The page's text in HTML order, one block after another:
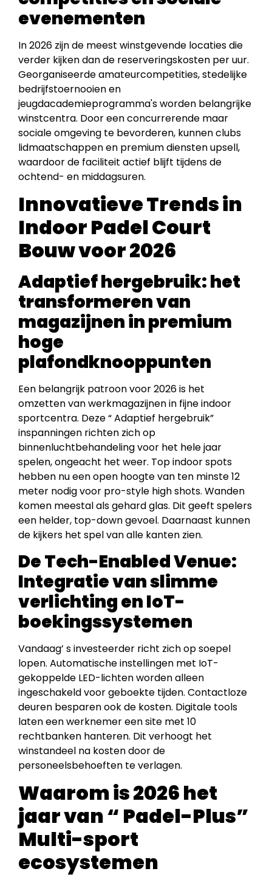
evenementen
In 2026 zijn de meest winstgevende locaties die
verder kijken dan de reserveringskosten per uur.
Georganiseerde amateurcompetities, stedelijke
bedrijfstoernooien en
jeugdacademieprogramma's worden belangrijke
winstcentra. Door een concurrerende maar
sociale omgeving te bevorderen, kunnen clubs
lidmaatschappen en premium diensten upsell,
waardoor de faciliteit actief blijft tijdens de
ochtend- en middagsuren.
Innovatieve Trends in
Indoor Padel Court
Bouw voor 2026
Adaptief hergebruik: het
transformeren van
magazijnen in premium
hoge
plafondknooppunten
Een belangrijk patroon voor 2026 is het
omzetten van werkmagazijnen in fijne indoor
sportcentra. Deze “ Adaptief hergebruik”
inspanningen richten zich op
binnenluchtbehandeling voor het hele jaar
spelen, ongeacht het weer. Top indoor spots
hebben nu een open hoogte van ten minste 12
meter nodig voor pro-style high shots. Wanden
komen meestal als gehard glas. Dit geeft spelers
een helder, top-down gevoel. Daarnaast kunnen
de kijkers het spel van alle kanten zien.
De Tech-Enabled Venue:
Integratie van slimme
verlichting en IoT-
boekingssystemen
Vandaag’ s investeerder richt zich op soepel
lopen. Automatische instellingen met IoT-
gekoppelde LED-lichten worden alleen
ingeschakeld voor geboekte tijden. Contactloze
deuren besparen ook de kosten. Digitale tools
laten een werknemer een site met 10
rechtbanken hanteren. Dit verhoogt het
winstandeel na kosten door de
personeelsbehoeften te verlagen.
Waarom is 2026 het
jaar van “ Padel-Plus”
Multi-sport
ecosystemen